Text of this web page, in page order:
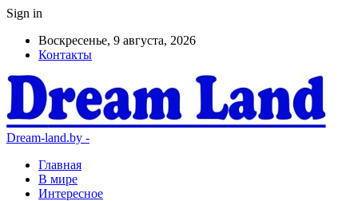
Sign in
Воскресенье, 9 августа, 2026
Контакты
Dream-land.by -
Главная
В мире
Интересное